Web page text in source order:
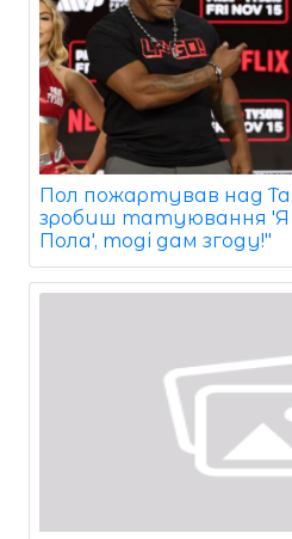
Пол пожартував над
зробиш татуювання
Пола', тоді дам згоду!"